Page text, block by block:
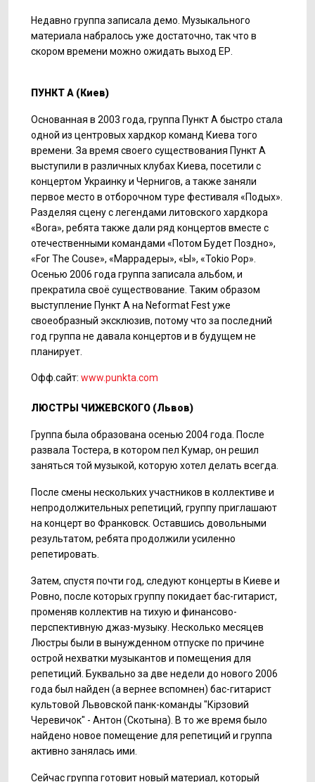
Недавно группа записала демо. Музыкального
материала набралось уже достаточно, так что в
скором времени можно ожидать выход ЕР.
ПУНКТ А (Киев)
Основанная в 2003 года, группа Пункт А быстро стала
одной из центровых хардкор команд Киева того
времени. За время своего существования Пункт А
выступили в различных клубах Киева, посетили с
концертом Украинку и Чернигов, а также заняли
первое место в отборочном туре фестиваля «Подых».
Разделяя сцену с легендами литовского хардкора
«Bora», ребята также дали ряд концертов вместе с
отечественными командами «Потом Будет Поздно»,
«For The Couse», «Маррадеры», «Ы», «Tokio Pop».
Осенью 2006 года группа записала альбом, и
прекратила своё существование. Таким образом
выступление Пункт А на Neformat Fest уже
своеобразный эксклюзив, потому что за последний
год группа не давала концертов и в будущем не
планирует.
Офф.сайт: www.punkta.com
ЛЮСТРЫ ЧИЖЕВСКОГО (Львов)
Группа была образована осенью 2004 года. После
развала Тостера, в котором пел Кумар, он решил
заняться той музыкой, которую хотел делать всегда.
После смены нескольких участников в коллективе и
непродолжительных репетиций, группу приглашают
на концерт во Франковск. Оставшись довольными
результатом, ребята продолжили усиленно
репетировать.
Затем, спустя почти год, следуют концерты в Киеве и
Ровно, после которых группу покидает бас-гитарист,
променяв коллектив на тихую и финансово-
перспективную джаз-музыку. Несколько месяцев
Люстры были в вынужденном отпуске по причине
острой нехватки музыкантов и помещения для
репетиций. Буквально за две недели до нового 2006
года был найден (а вернее вспомнен) бас-гитарист
культовой Львовской панк-команды "Кiрзовий
Черевичок" - Антон (Скотына). В то же время было
найдено новое помещение для репетиций и группа
активно занялась ими.
Сейчас группа готовит новый материал, который